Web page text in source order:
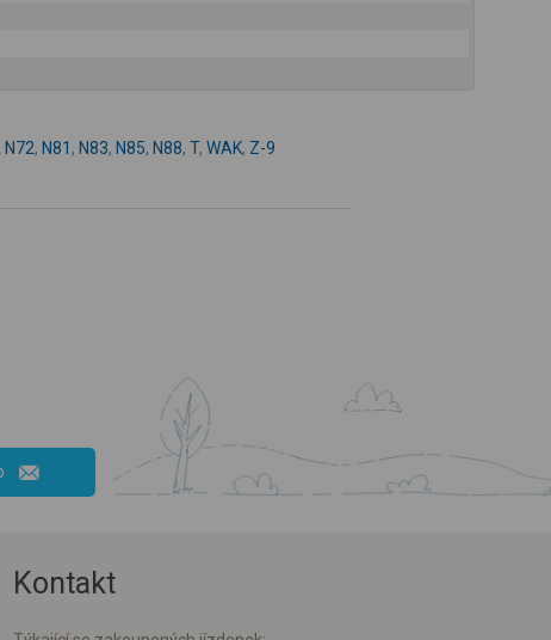
N72, N81 , N83, N85, N88, T, WAK, Z-9
Kontakt